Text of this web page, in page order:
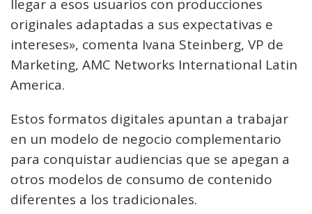
llegar a esos usuarios con producciones
originales adaptadas a sus expectativas e
intereses», comenta Ivana Steinberg, VP de
Marketing, AMC Networks International Latin
America.
Estos formatos digitales apuntan a trabajar
en un modelo de negocio complementario
para conquistar audiencias que se apegan a
otros modelos de consumo de contenido
diferentes a los tradicionales.